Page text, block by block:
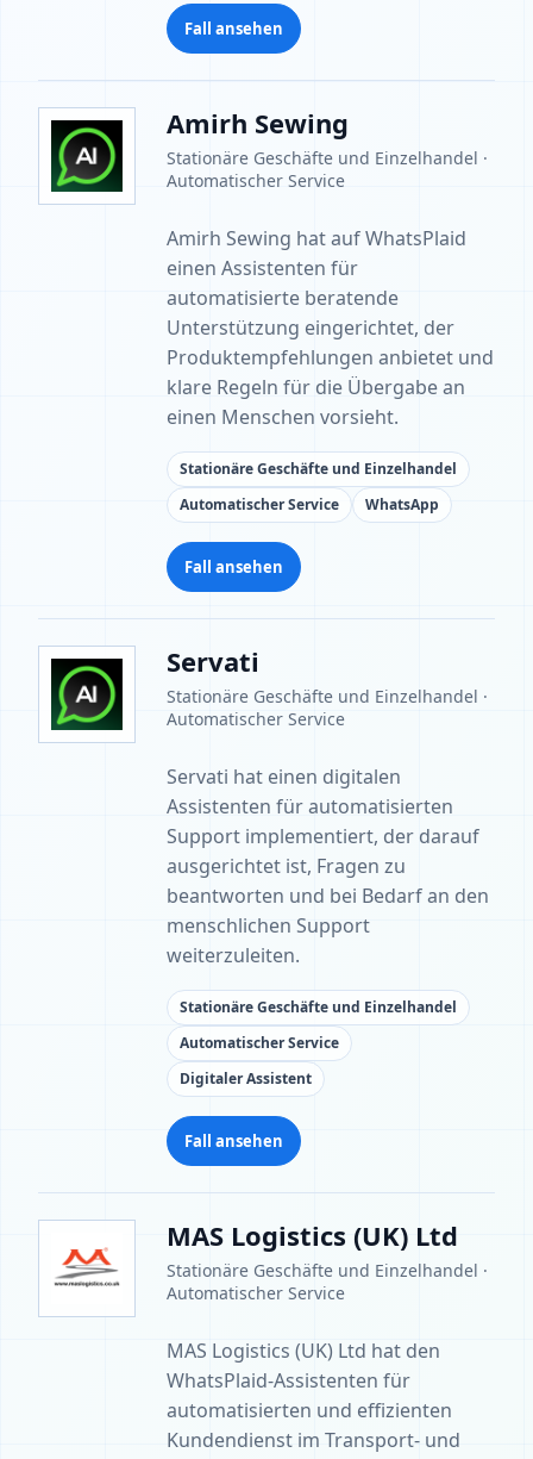
Fall ansehen
Amirh Sewing
Stationäre Geschäfte und Einzelhandel ·
Automatischer Service
Amirh Sewing hat auf WhatsPlaid
einen Assistenten für
automatisierte beratende
Unterstützung eingerichtet, der
Produktempfehlungen anbietet und
klare Regeln für die Übergabe an
einen Menschen vorsieht.
Stationäre Geschäfte und Einzelhandel
Automatischer Service
WhatsApp
Fall ansehen
Servati
Stationäre Geschäfte und Einzelhandel ·
Automatischer Service
Servati hat einen digitalen
Assistenten für automatisierten
Support implementiert, der darauf
ausgerichtet ist, Fragen zu
beantworten und bei Bedarf an den
menschlichen Support
weiterzuleiten.
Stationäre Geschäfte und Einzelhandel
Automatischer Service
Digitaler Assistent
Fall ansehen
MAS Logistics (UK) Ltd
Stationäre Geschäfte und Einzelhandel ·
Automatischer Service
MAS Logistics (UK) Ltd hat den
WhatsPlaid-Assistenten für
automatisierten und effizienten
Kundendienst im Transport- und